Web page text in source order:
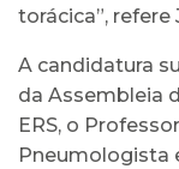
torácica”, refere
A candidatura
da Assembleia
ERS, o
Pneumologista